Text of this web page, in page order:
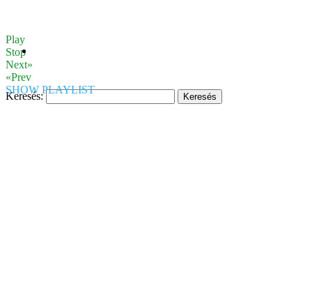
Play
Stop
Next»
«Prev
SHOW PLAYLIST
Keresés: